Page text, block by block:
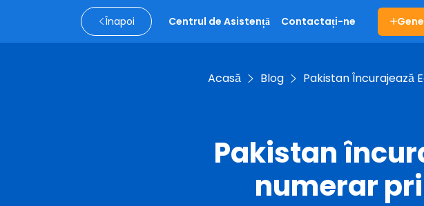
Înapoi Centrul de Asistență Contactați-ne
Acasă Blog Pakistan Încurajează
Pakistan
numerar